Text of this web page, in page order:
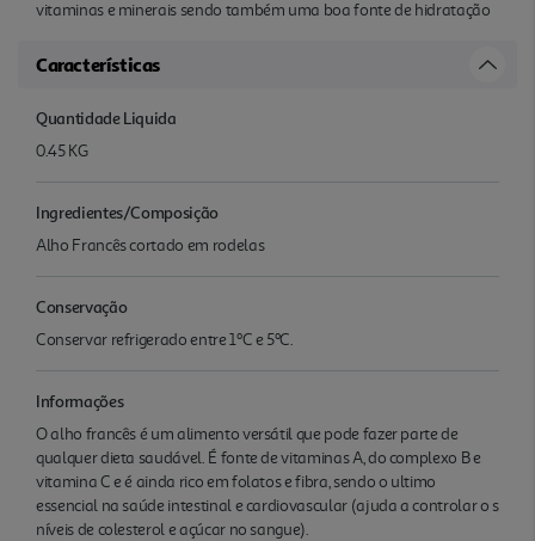
vitaminas e minerais sendo também uma boa fonte de hidratação
Características
Quantidade Liquida
0.45 KG
Ingredientes/Composição
Alho Francês cortado em rodelas
Conservação
Conservar refrigerado entre 1ºC e 5ºC.
Informações
O alho francês é um alimento versátil que pode fazer parte de
qualquer dieta saudável. É fonte de vitaminas A, do complexo B e
vitamina C e é ainda rico em folatos e fibra, sendo o ultimo
essencial na saúde intestinal e cardiovascular (ajuda a controlar o s
níveis de colesterol e açúcar no sangue).